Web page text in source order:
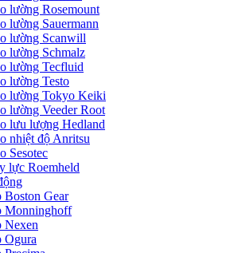
lường Rosemount
lường Sauermann
lường Scanwill
lường Schmalz
lường Tecfluid
lường Testo
lường Tokyo Keiki
lường Veeder Root
lưu lượng Hedland
nhiệt độ Anritsu
Sesotec
lực Roemheld
Gear
Monninghoff
Nexen
Ogura